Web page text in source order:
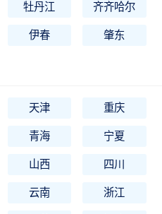
牡丹江 齐齐哈尔
伊春 肇东
天津 重庆
青海 宁夏
山西 四川
云南 浙江